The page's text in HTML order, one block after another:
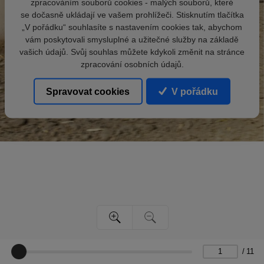
/ 11
zpracováním souborů cookies - malých souborů, které
se dočasně ukládají ve vašem prohlížeči. Stisknutím tlačítka
„V pořádku“ souhlasíte s nastavením cookies tak, abychom
vám poskytovali smysluplné a užitečné služby na základě
vašich údajů. Svůj souhlas můžete kdykoli změnit na stránce
zpracování osobních údajů.
Spravovat cookies V pořádku